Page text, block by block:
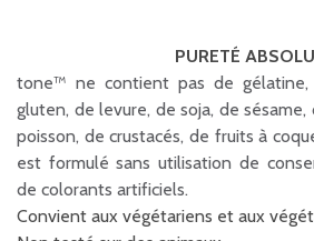
PURET É
tone™ ne contient pas de
gluten, de levure, de soja, de
poisson, de crustacés, de fruits à
est formulé sans utilisation de
de colorants artificiels.
Convient aux végétariens et aux